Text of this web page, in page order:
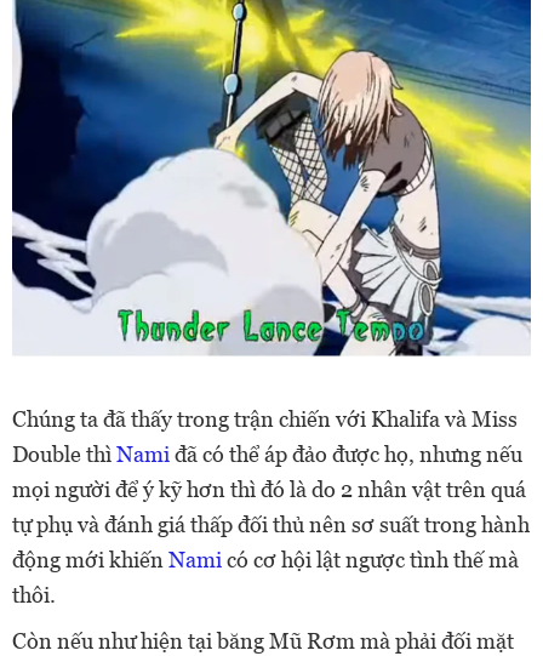
Chúng ta đã thấy trong trận chiến với Khalifa và Miss
Double thìNamiđã có thể áp đảo được họ, nhưng nếu
mọi người để ý kỹ hơn thì đó là do 2 nhân vật trên quá
tự phụ và đánh giá thấp đối thủ nên sơ suất trong hành
động mới khiếnNamicó cơ hội lật ngược tình thế mà
thôi.
Còn nếu như hiện tại băng Mũ Rơm mà phải đối mặt